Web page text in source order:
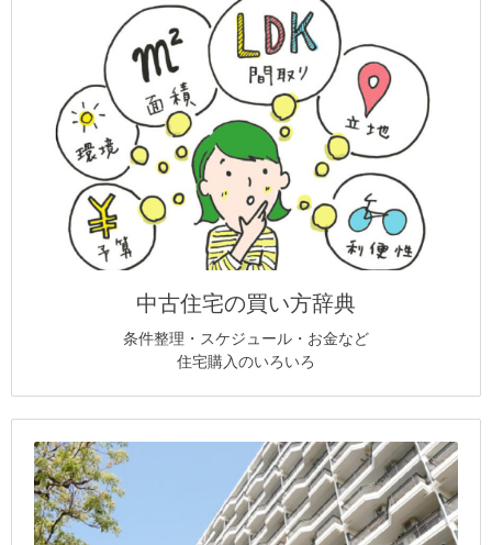
中古住宅の買い方辞典
条件整理・スケジュール・お金など
住宅購入のいろいろ